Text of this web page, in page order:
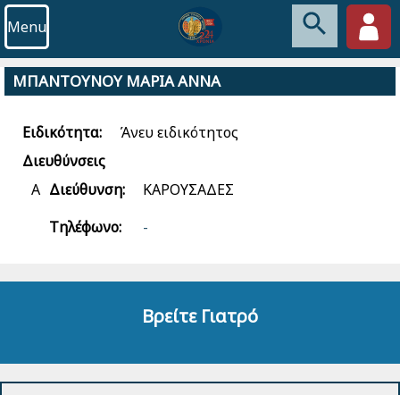
Menu
ΜΠΑΝΤΟΥΝΟΥ ΜΑΡΙΑ ΑΝΝΑ
Ειδικότητα:
Άνευ ειδικότητος
Διευθύνσεις
Α Διεύθυνση:
ΚΑΡΟΥΣΑΔΕΣ
Τηλέφωνο:
-
Βρείτε Γιατρό